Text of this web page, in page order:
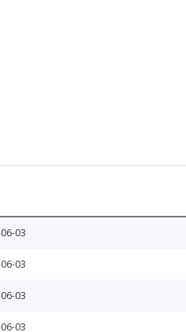
03
03
03
03